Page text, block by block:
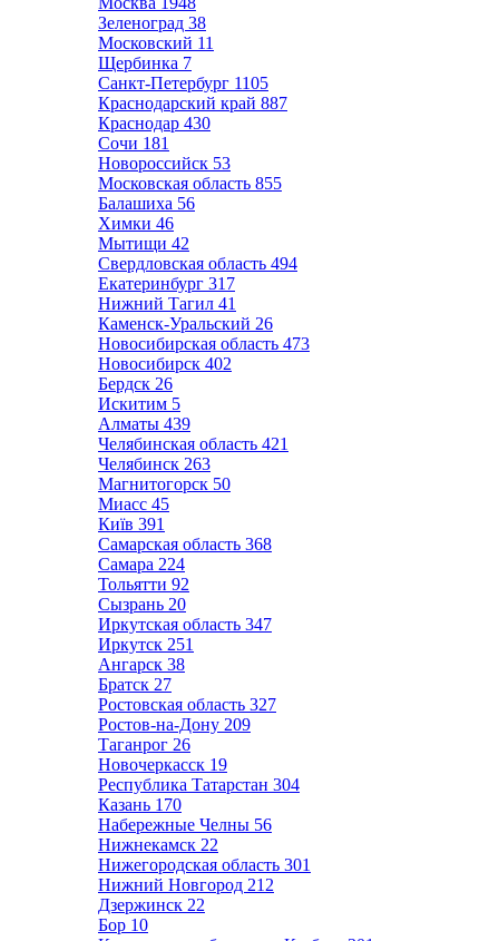
Зеленоград 38
Московский 11
Щербинка 7
Санкт-Петербург 1105
Краснодарский край 887
Краснодар 430
Сочи 181
Новороссийск 53
Московская область 855
Балашиха 56
Химки 46
Мытищи 42
Свердловская область 494
Екатеринбург 317
Нижний Тагил 41
Каменск-Уральский 26
Новосибирская область 473
Новосибирск 402
Бердск 26
Искитим 5
Алматы 439
Челябинская область 421
Челябинск 263
Магнитогорск 50
Миасс 45
Київ 391
Самарская область 368
Самара 224
Тольятти 92
Сызрань 20
Иркутская область 347
Иркутск 251
Ангарск 38
Братск 27
Ростовская область 327
Ростов-на-Дону 209
Таганрог 26
Новочеркасск 19
Республика Татарстан 304
Казань 170
Набережные Челны 56
Нижнекамск 22
Нижегородская область 301
Нижний Новгород 212
Дзержинск 22
Бор 10